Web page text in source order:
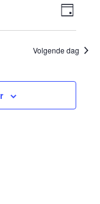
Dag
Volgende dag